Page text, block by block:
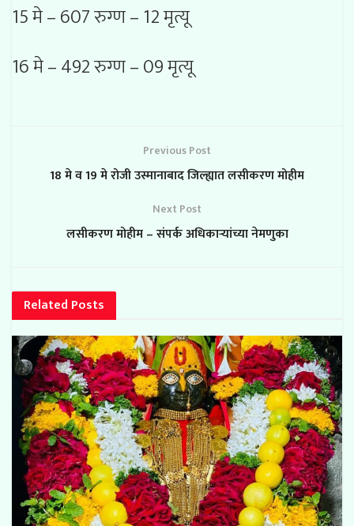
15 मे – 607 रुग्ण – 12 मृत्यू
16 मे – 492 रुग्ण – 09 मृत्यू
Previous Post
18 मे व 19 मे रोजी उस्मानाबाद जिल्ह्यात लसीकरण मोहीम
Next Post
लसीकरण मोहीम – संपर्क अधिकाऱ्यांच्या नेमणुका
Related Posts